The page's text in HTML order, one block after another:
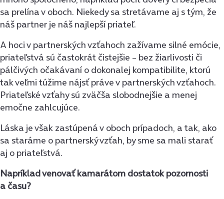
sa prelína v oboch. Niekedy sa stretávame aj s tým, že
náš partner je náš najlepší priateľ.
A hoci v partnerských vzťahoch zažívame silné emócie,
priateľstvá sú častokrát čistejšie – bez žiarlivosti či
pálčivých očakávaní o dokonalej kompatibilite, ktorú
tak veľmi túžime nájsť práve v partnerských vzťahoch.
Priateľské vzťahy sú zväčša slobodnejšie a menej
emočne zahlcujúce.
Láska je však zastúpená v oboch prípadoch, a tak, ako
sa staráme o partnerský vzťah, by sme sa mali starať
aj o priateľstvá.
Napríklad venovať kamarátom dostatok pozornosti
a času?